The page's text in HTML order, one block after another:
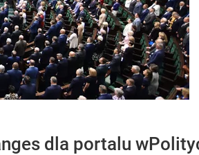
dla portalu